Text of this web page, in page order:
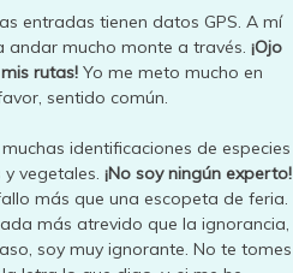
entradas tienen datos GPS. A mí
andar mucho monte a través. ¡Ojo
rutas!Yo me meto mucho en
sentido común.
identificaciones de especies
vegetales. ¡No soy ningún experto!
más que una escopeta de feria.
más atrevido que la ignorancia,
soy muy ignorante. No te tomes